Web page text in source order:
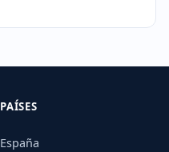
PAÍSES
España